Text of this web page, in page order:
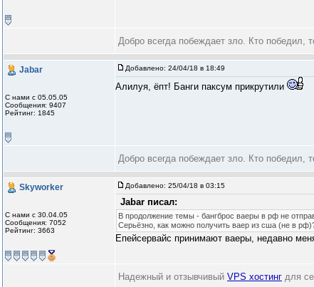
Добро всегда побеждает зло. Кто победил,
Jabar
С нами с 05.05.05
Сообщения: 9407
Рейтинг: 1845
Добавлено: 24/04/18 в 18:49
Алилуя, ёпт! Банги паксум прикрутили
Добро всегда побеждает зло. Кто победил,
Skyworker
С нами с 30.04.05
Сообщения: 7052
Рейтинг: 3663
Добавлено: 25/04/18 в 03:15
Jabar писал:
В продолжение темы - бангброс ваеры в рф не
Серьёзно, как можно получить ваер из сша (не в
Епейсервайс принимают ваеры, недавно
Надежный и отзывчивый VPS хостинг для